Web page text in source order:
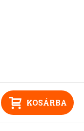
KOSÁRBA